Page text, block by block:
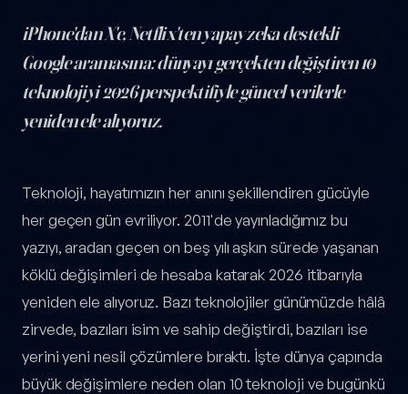
iPhone'dan X'e, Netflix'ten yapay zeka destekli
Google aramasına: dünyayı gerçekten değiştiren 10
teknolojiyi 2026 perspektifiyle güncel verilerle
yeniden ele alıyoruz.
Dünyayı Değiştiren 10 Teknoloji: 2026 Güncellemesi — yazı
Teknoloji, hayatımızın her anını şekillendiren gücüyle
her geçen gün evriliyor. 2011'de yayınladığımız bu
yazıyı, aradan geçen on beş yılı aşkın sürede yaşanan
köklü değişimleri de hesaba katarak 2026 itibarıyla
yeniden ele alıyoruz. Bazı teknolojiler günümüzde hâlâ
zirvede, bazıları isim ve sahip değiştirdi, bazıları ise
yerini yeni nesil çözümlere bıraktı. İşte dünya çapında
büyük değişimlere neden olan 10 teknoloji ve bugünkü